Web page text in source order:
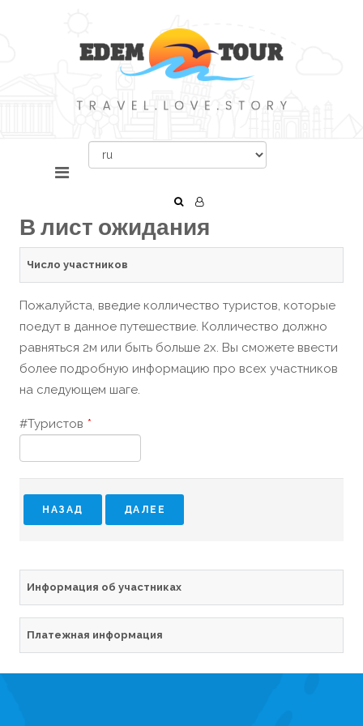
В лист ожидания
Число участников
Пожалуйста, введие колличество туристов, которые
поедут в данное путешествие. Колличество должно
равняться 2м или быть больше 2х. Вы сможете ввести
более подробную информацию про всех участников
на следующем шаге.
#Туристов *
Информация об участниках
Платежная информация